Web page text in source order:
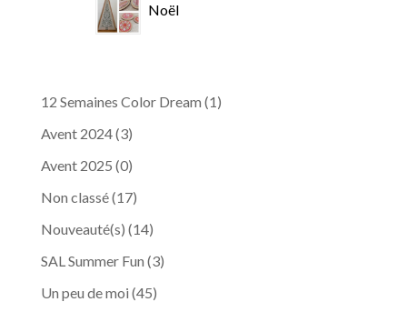
Noël
12 Semaines Color Dream (1)
Avent 2024(3)
Avent 2025 (0)
Non classé(17)
Nouveauté(s) (14)
SAL Summer Fun (3)
Un peu de moi (45)